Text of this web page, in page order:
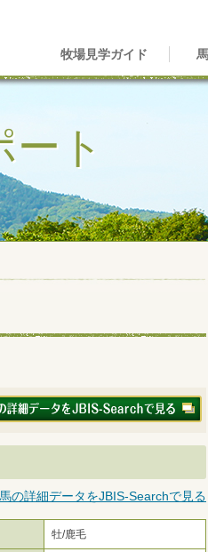
牧場見学ガイド
ト
の詳細データをJBIS-Searchで見る
牡/鹿毛